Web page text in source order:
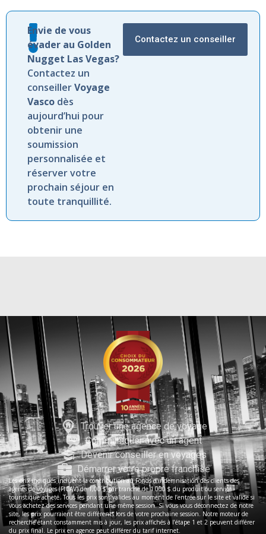
Envie de vous
évader au Golden
Nugget Las Vegas?
Contactez un
conseillerVoyage
Vascodès
aujourd’hui pour
obtenir une
soumission
personnalisée et
réserver votre
prochain séjour en
toute tranquillité.
Contactez un conseiller
Trouver une agence de voyage
Communiquer avec un agent
Devenir conseiller en voyages
Démarrer votre propre franchise
Les prix indiqués incluent la contribution au Fonds d’indemnisation des clients des
agents de voyages (FICAV) de 1,00 $ par tranche de 1 000 $ du produit ou service
touristique acheté. Tous les prix sont valides au moment de l’entrée sur le site et valide si
vous achetez des services pendant une même session. Si vous vous déconnectez de notre
site, les prix pourraient être différents lors de votre prochaine session. Notre moteur de
recherche étant constamment mis à jour, les prix affichés à l’étape 1 et 2 peuvent différer
du prix final. Le prix en agence peut différer du tarif internet.